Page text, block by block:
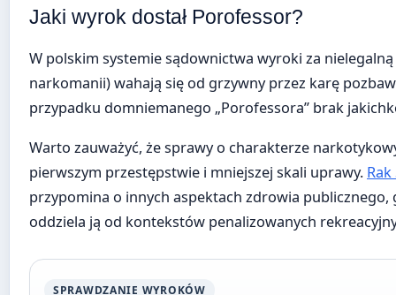
Jaki wyrok dostał Porofessor?
W polskim systemie sądownictwa wyroki za
narkomanii) wahają się od grzywny przez karę
przypadku domniemanego „Porofessora” brak
Warto zauważyć, że sprawy o charakterze
pierwszym przestępstwie i mniejszej skali uprawy.
przypomina o innych aspektach zdrowia
oddziela ją od kontekstów penalizowanych
SPRAWDZANIE WYROKÓW